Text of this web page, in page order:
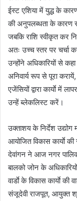
ईस्ट एशिया में युद्ध के
की अनुपलब्धता के कारण
जबकि राशि स्वीकृत कर
अतः उच्च स्तर पर चर्चा
उन्होंने अधिकारियों से कहा
अनिवार्य रूप से पूरा करायें,
एजेंसियों द्वारा कार्याे में
उन्हें ब्लेकलिस्ट करें।
उक्ताशय के निर्देश
आयोजित विकास कार्याे
देवांगन ने आज नगर
बालको जोन के
वार्डाे के विकास कार्याे की
संजूदेवी राजपूत, आयुक्त